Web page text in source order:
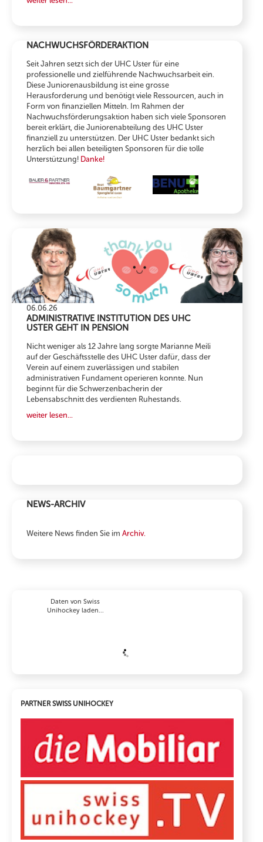
NACHWUCHSFÖRDERAKTION
Seit Jahren setzt sich der UHC Uster für eine
professionelle und zielführende Nachwuchsarbeit ein.
Diese Juniorenausbildung ist eine grosse
Herausforderung und benötigt viele Ressourcen, auch in
Form von finanziellen Mitteln. Im Rahmen der
Nachwuchsförderungsaktion haben sich viele Sponsoren
bereit erklärt, die Juniorenabteilung des UHC Uster
finanziell zu unterstützen. Der UHC Uster bedankt sich
herzlich bei allen beteiligten Sponsoren für die tolle
Unterstützung! Danke!
06.06.26
ADMINISTRATIVE INSTITUTION DES UHC
USTER GEHT IN PENSION
Nicht weniger als 12 Jahre lang sorgte Marianne Meili
auf der Geschäftsstelle des UHC Uster dafür, dass der
Verein auf einem zuverlässigen und stabilen
administrativen Fundament operieren konnte. Nun
beginnt für die Schwerzenbacherin der
Lebensabschnitt des verdienten Ruhestands.
weiter lesen...
NEWS-ARCHIV
Weitere News finden Sie im Archiv.
Daten von Swiss
Unihockey laden...
PARTNER SWISS UNIHOCKEY